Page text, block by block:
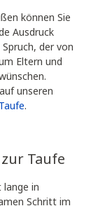
können Sie
Ausdruck
der von
Eltern und
unseren
.
Taufe
lange in
Schritt im